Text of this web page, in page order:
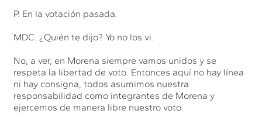
P. En la votación pasada.
MDC. ¿Quién te dijo? Yo no los vi.
No, a ver, en Morena siempre vamos unidos y se
respeta la libertad de voto. Entonces aquí no hay línea
ni hay consigna, todos asumimos nuestra
responsabilidad como integrantes de Morena y
ejercemos de manera libre nuestro voto.